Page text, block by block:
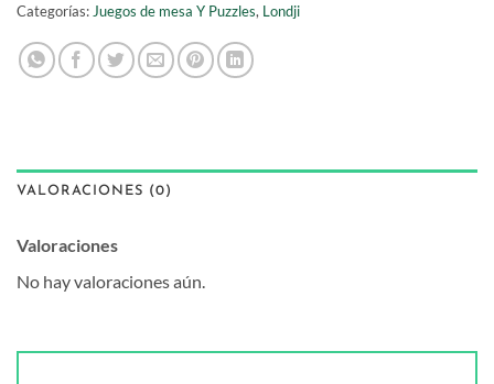
Categorías: Juegos de mesa Y Puzzles, Londji
VALORACIONES (0)
Valoraciones
No hay valoraciones aún.